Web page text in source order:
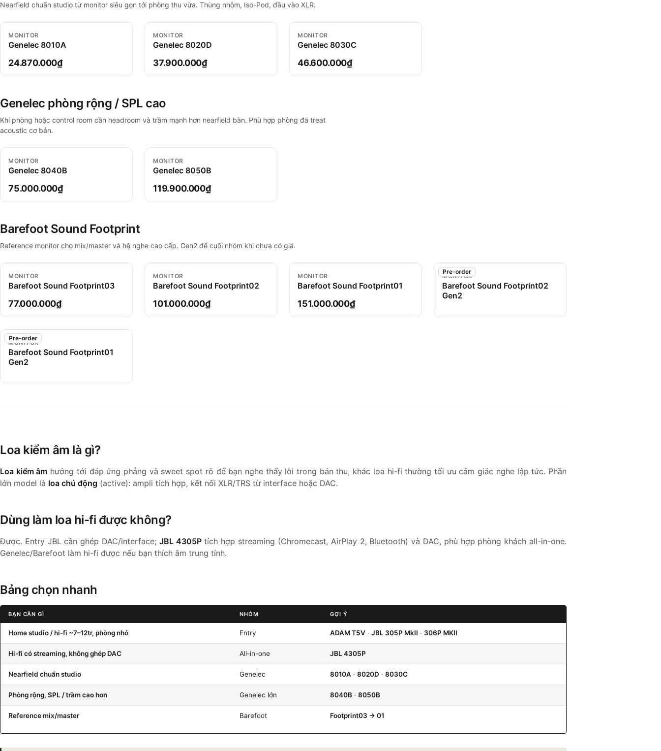
Nearfield chuẩn studio từ monitor siêu gọn tới phòng thu vừa. Thùng nhôm, Iso-Pod, đầu vào XLR.
MONITOR
Genelec 8010A
24.870.000₫
MONITOR
Genelec 8020D
37.900.000₫
MONITOR
Genelec 8030C
46.600.000₫
Genelec phòng rộng / SPL cao
Khi phòng hoặc control room cần headroom và trầm mạnh hơn nearfield bàn. Phù hợp phòng đã treat
acoustic cơ bản.
MONITOR
Genelec 8040B
75.000.000₫
MONITOR
Genelec 8050B
119.900.000₫
Barefoot Sound Footprint
Reference monitor cho mix/master và hệ nghe cao cấp. Gen2 để cuối nhóm khi chưa có giá.
MONITOR
Barefoot Sound Footprint03
77.000.000₫
MONITOR
Barefoot Sound Footprint02
101.000.000₫
MONITOR
Barefoot Sound Footprint01
151.000.000₫
Pre-order
MONITOR
Barefoot Sound Footprint02
Gen2
Pre-order
MONITOR
Barefoot Sound Footprint01
Gen2
Loa kiểm âm là gì?
Loa kiểm âm hướng tới đáp ứng phẳng và sweet spot rõ để bạn nghe thấy lỗi trong bản thu, khác loa hi-fi thường tối ưu cảm giác nghe lập tức. Phần
lớn model là loa chủ động (active): ampli tích hợp, kết nối XLR/TRS từ interface hoặc DAC.
Dùng làm loa hi-fi được không?
Được. Entry JBL cần ghép DAC/interface; JBL 4305Ptích hợp streaming (Chromecast, AirPlay 2, Bluetooth) và DAC, phù hợp phòng khách all-in-one.
Genelec/Barefoot làm hi-fi được nếu bạn thích âm trung tính.
Bảng chọn nhanh
BẠN CẦN GÌ NHÓM GỢI Ý
Home studio / hi-fi ~7–12tr, phòng nhỏ Entry ADAM T5V · JBL 305P MkII · 306P MKII
Hi-fi có streaming, không ghép DAC All-in-one JBL 4305P
Nearfield chuẩn studio Genelec 8010A · 8020D · 8030C
Phòng rộng, SPL / trầm cao hơn Genelec lớn 8040B · 8050B
Reference mix/master Barefoot Footprint03 → 01